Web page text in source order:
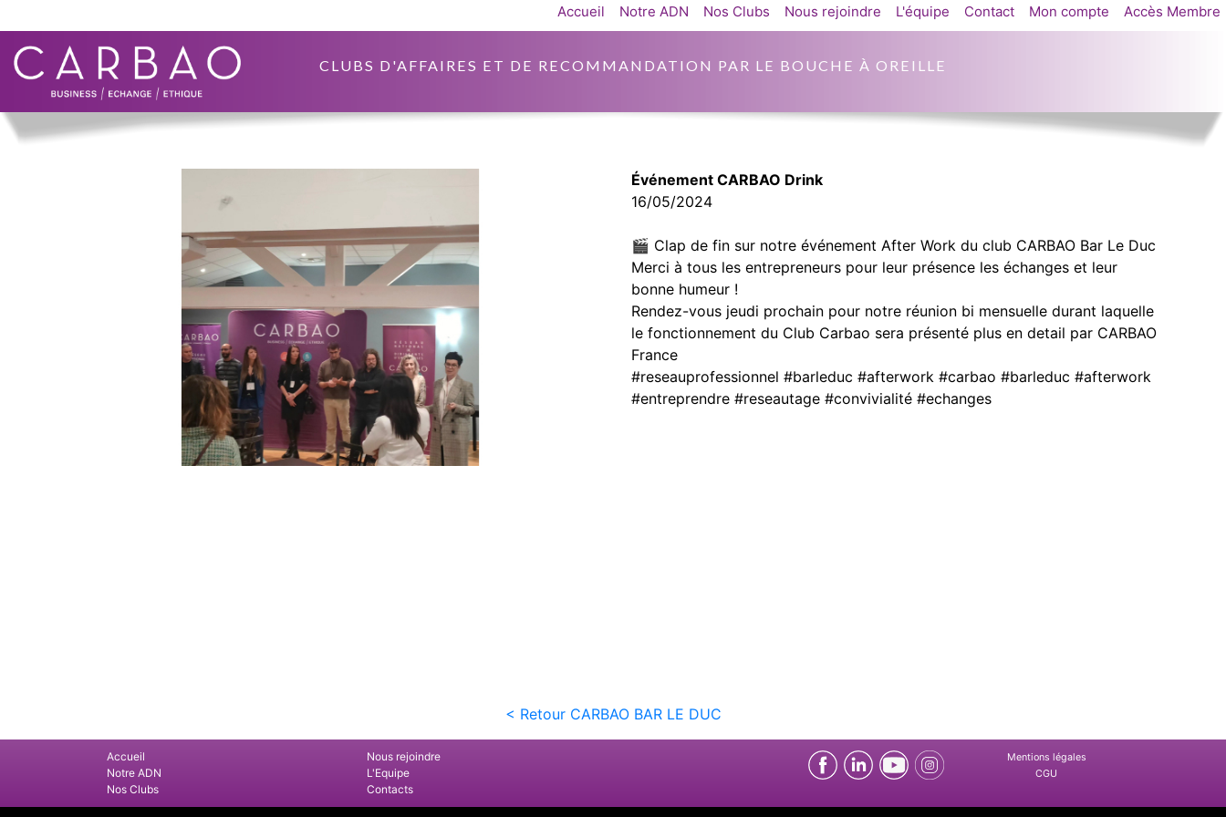
CLUBS D'AFFAIRES ET DE RECOMMANDATION PAR LE BOUCHE À OREILLE
Accueil Notre ADN Nos Clubs Nous rejoindre L'équipe Contact Mon compte Accès Membre
Événement CARBAO Drink
16/05/2024
🎬 Clap de fin sur notre événement After Work du club CARBAO Bar Le Duc
Merci à tous les entrepreneurs pour leur présence les échanges et leur
bonne humeur !
Rendez-vous jeudi prochain pour notre réunion bi mensuelle durant laquelle
le fonctionnement du Club Carbao sera présenté plus en detail par CARBAO
France
#reseauprofessionnel #barleduc #afterwork #carbao #barleduc #afterwork
#entreprendre #reseautage #convivialité #echanges
< Retour CARBAO BAR LE DUC
Accueil
Notre ADN
Nos Clubs
Nous rejoindre
L'Equipe
Contacts
Mentions légales
CGU